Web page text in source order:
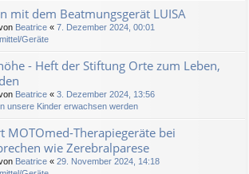
mit dem Beatmungsgerät LUISA
Beatrice « 7. Dezember 2024, 00:01
Geräte
- Heft der Stiftung Orte zum Leben,
Beatrice « 3. Dezember 2024, 13:56
unsere Kinder erwachsen werden
MOTOmed-Therapiegeräte bei
wie Zerebralparese
Beatrice « 29. November 2024, 14:18